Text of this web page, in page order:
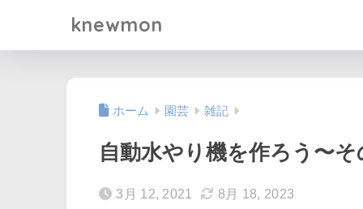
knewmon
ホーム 園芸 雑記
自動水やり機を作ろう〜
3月 12, 2021 8月 18, 2023